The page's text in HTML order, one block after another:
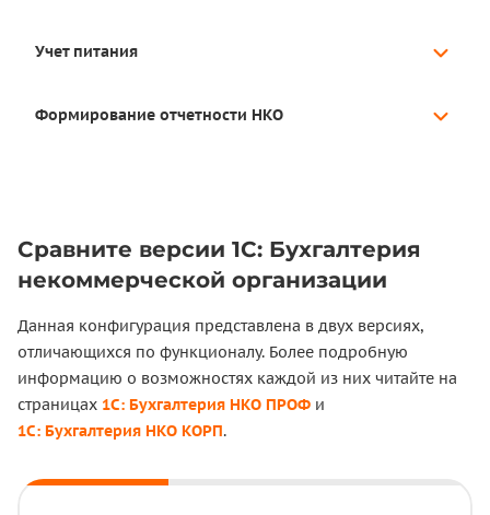
Учет питания
Формирование отчетности НКО
Сравните версии 1С: Бухгалтерия
некоммерческой организации
Данная конфигурация представлена в двух версиях,
отличающихся по функционалу. Более подробную
информацию о возможностях каждой из них читайте на
страницах 1С: Бухгалтерия НКО ПРОФ и
1С: Бухгалтерия НКО КОРП.